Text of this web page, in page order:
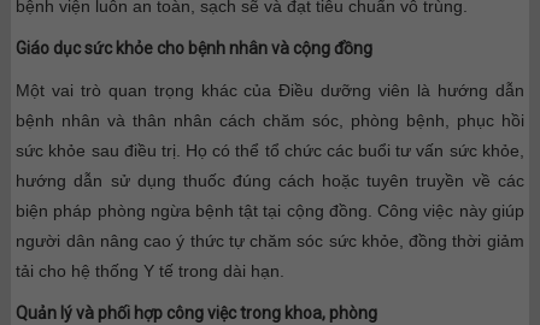
bệnh viện luôn an toàn, sạch sẽ và đạt tiêu chuẩn vô trùng.
Giáo dục sức khỏe cho bệnh nhân và cộng đồng
Một vai trò quan trọng khác của Điều dưỡng viên là hướng dẫn
bệnh nhân và thân nhân cách chăm sóc, phòng bệnh, phục hồi
sức khỏe sau điều trị. Họ có thể tổ chức các buổi tư vấn sức khỏe,
hướng dẫn sử dụng thuốc đúng cách hoặc tuyên truyền về các
biện pháp phòng ngừa bệnh tật tại cộng đồng. Công việc này giúp
người dân nâng cao ý thức tự chăm sóc sức khỏe, đồng thời giảm
tải cho hệ thống Y tế trong dài hạn.
Quản lý và phối hợp công việc trong khoa, phòng